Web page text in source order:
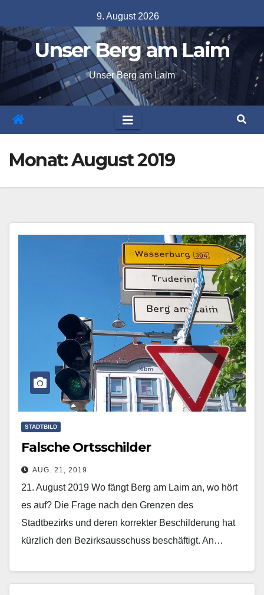
to
content
9. August 2026
Unser Berg am Laim
Unser Berg am Laim
Monat:August 2019
STADTBILD
Falsche Ortsschilder
AUG. 21, 2019
21. August 2019 Wo fängt Berg am Laim an, wo hört
es auf? Die Frage nach den Grenzen des
Stadtbezirks und deren korrekter Beschilderung hat
kürzlich den Bezirksausschuss beschäftigt. An…